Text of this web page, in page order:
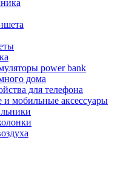
power bank
дома
для телефона
мобильные аксессуары